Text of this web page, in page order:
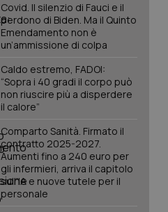
Covid. Il silenzio di Fauci e il
perdono di Biden. Ma il Quinto
Emendamento non è
un’ammissione di colpa
Caldo estremo, FADOI:
“Sopra i 40 gradi il corpo può
non riuscire più a disperdere
il calore”
Comparto Sanità. Firmato il
contratto 2025-2027.
Aumenti fino a 240 euro per
gli infermieri, arriva il capitolo
sull'IA e nuove tutele per il
personale